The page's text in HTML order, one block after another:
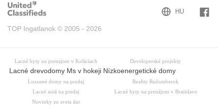
TOP Ingatlanok © 2005 - 2026
Lacné byty na prenajom v Košiciach Developerské projekty
Lacné drevodomy Ms v hokeji Nízkoenergetické domy
Luxusné domy na predaj
Reality Ružomberok
Lacné autá na predaj
Lacné byty na prenájom v Bratislave
Novinky zo sveta áut